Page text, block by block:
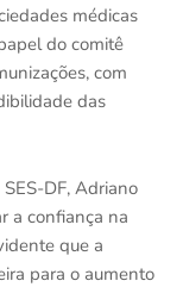
médicas
do comitê
com
das
DF, Adriano
a confiança na
que a
para o aumento